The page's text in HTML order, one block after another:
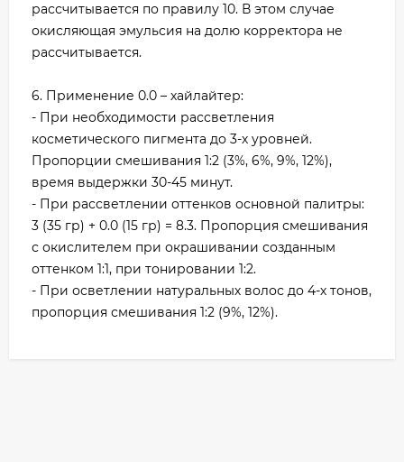
рассчитывается по правилу 10. В этом случае
окисляющая эмульсия на долю корректора не
рассчитывается.
6. Применение 0.0 – хайлайтер:
- При необходимости рассветления
косметического пигмента до 3-х уровней.
Пропорции смешивания 1:2 (3%, 6%, 9%, 12%),
время выдержки 30-45 минут.
- При рассветлении оттенков основной палитры:
3 (35 гр) + 0.0 (15 гр) = 8.3. Пропорция смешивания
с окислителем при окрашивании созданным
оттенком 1:1, при тонировании 1:2.
- При осветлении натуральных волос до 4-х тонов,
пропорция смешивания 1:2 (9%, 12%).